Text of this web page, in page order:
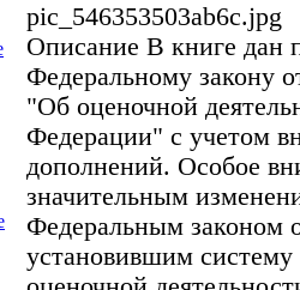
pic_546353503ab6c.jpg
Описание В книге дан
Федеральному закону
"Об оценочной
Федерации" с учетом
дополнений. Особое
значительным
Федеральным законом
установившим систему